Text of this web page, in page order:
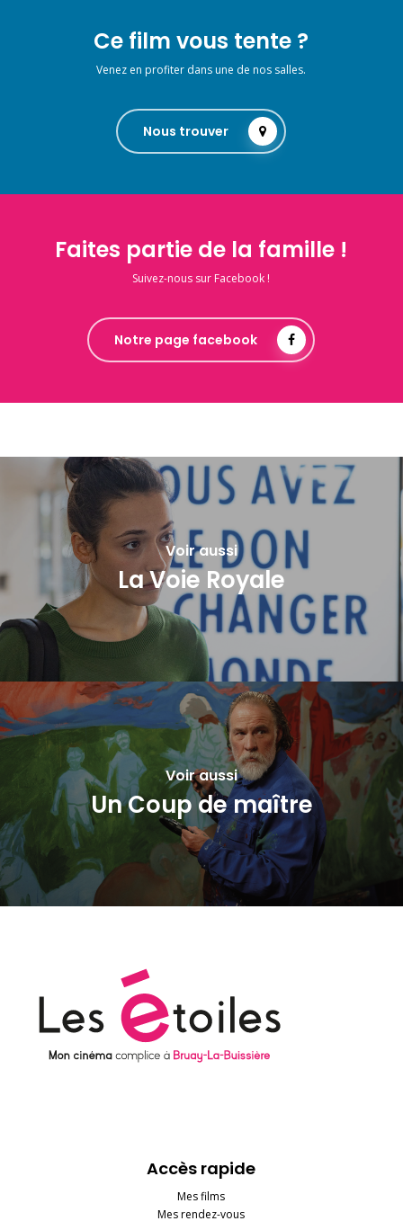
Ce film vous tente ?
Venez en profiter dans une de nos salles.
Nous trouver
Faites partie de la famille !
Suivez-nous sur Facebook !
Notre page facebook
Voir aussi
La Voie Royale
Voir aussi
Un Coup de maître
Accès rapide
Mes films
Mes rendez-vous